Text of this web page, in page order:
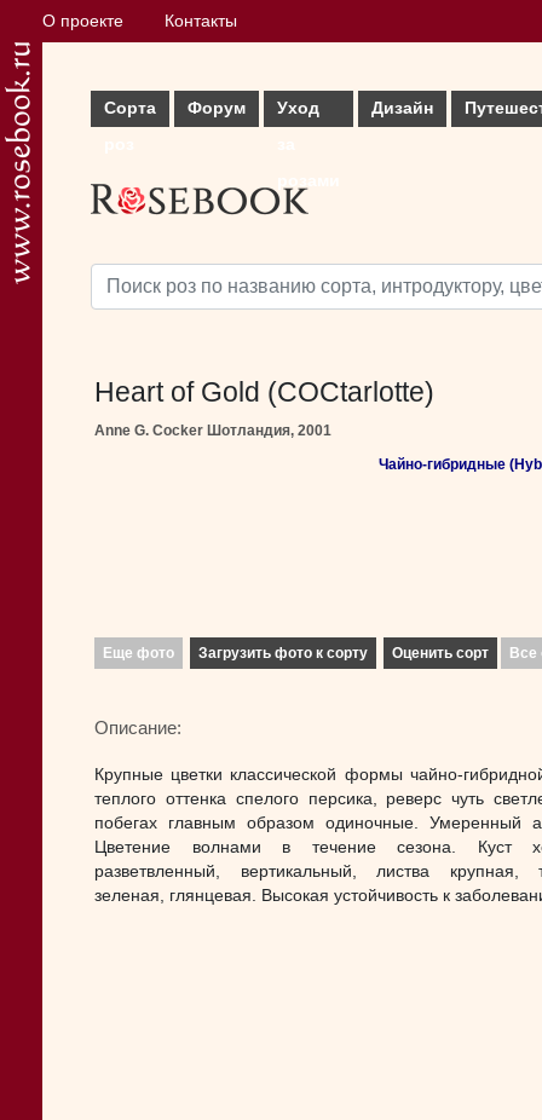
О проекте Контакты
Сорта
Форум
Уход
Дизайн
Heart of Gold (COCtarlotte)
Anne G. Cocker Шотландия, 2001
Чайно-гибридные
Еще фото Загрузить фото к сорту Оценить сорт Все
Описание:
Крупные цветки классической формы чайно-
теплого оттенка спелого персика, реверс чуть
побегах главным образом одиночные. Умеренный
Цветение волнами в течение сезона. Куст
разветвленный, вертикальный, листва крупная,
зеленая, глянцевая. Высокая устойчивость к